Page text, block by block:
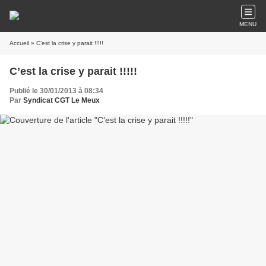
MENU
Accueil » C’est la crise y parait !!!!!
C’est la crise y parait !!!!!
Publié le 30/01/2013 à 08:34
Par Syndicat CGT Le Meux